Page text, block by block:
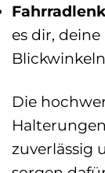
es dir,
Die
zuverlässig